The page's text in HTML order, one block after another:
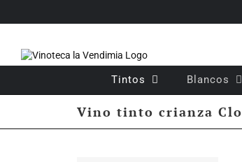
Tintos Blancos
Vino tinto crianza